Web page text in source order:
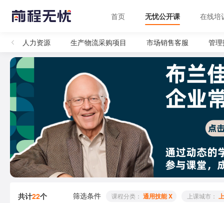
首页 无忧公开课 在线培
人力资源 生产物流采购项目 市场销售客服 管
共计22个 筛选条件 课程分类： 通用技能 X 上课城市：